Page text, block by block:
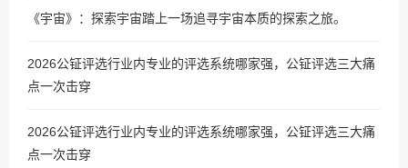
《宇宙》：探索宇宙踏上一场追寻宇宙本质的探索之旅。
2026公钲评选行业内专业的评选系统哪家强，公钲评选三大痛
点一次击穿
2026公钲评选行业内专业的评选系统哪家强，公钲评选三大痛
点一次击穿